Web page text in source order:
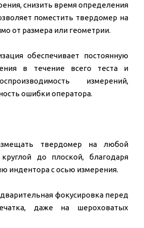
снизить время определения
поместить твердомер на
от размера или геометрии.
обеспечивает постоянную
в течение всего теста и
измерений,
ошибки оператора.
твердомер на любой
до плоской, благодаря
индентора с осью измерения.
фокусировка перед
даже на шероховатых